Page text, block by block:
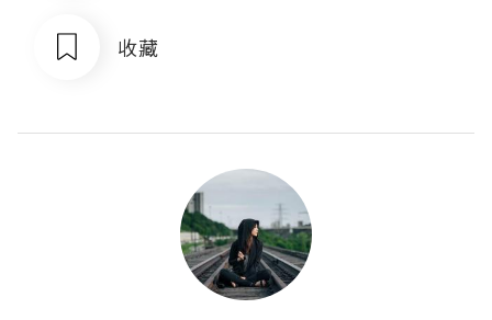
收藏